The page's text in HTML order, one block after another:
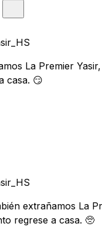
La Premier
casa. 😏
extrañamos La
regrese a casa. 🥺